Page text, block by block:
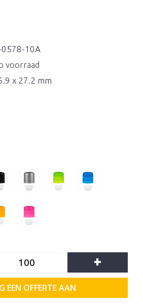
0578-10A
voorraad
x 27.2 mm
+
EEN OFFERTE AAN